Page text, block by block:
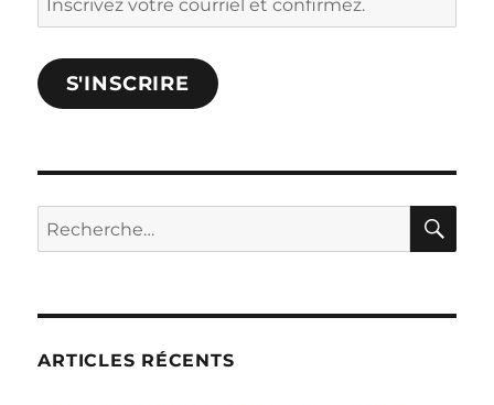
votre
courriel
et
S'INSCRIRE
Rechercher :
ARTICLES RÉCENTS